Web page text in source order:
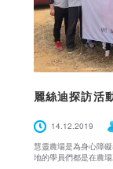
麗絲迪探訪活
14.12.2019
慧靈農場是為身心障
地的學員們都是在農